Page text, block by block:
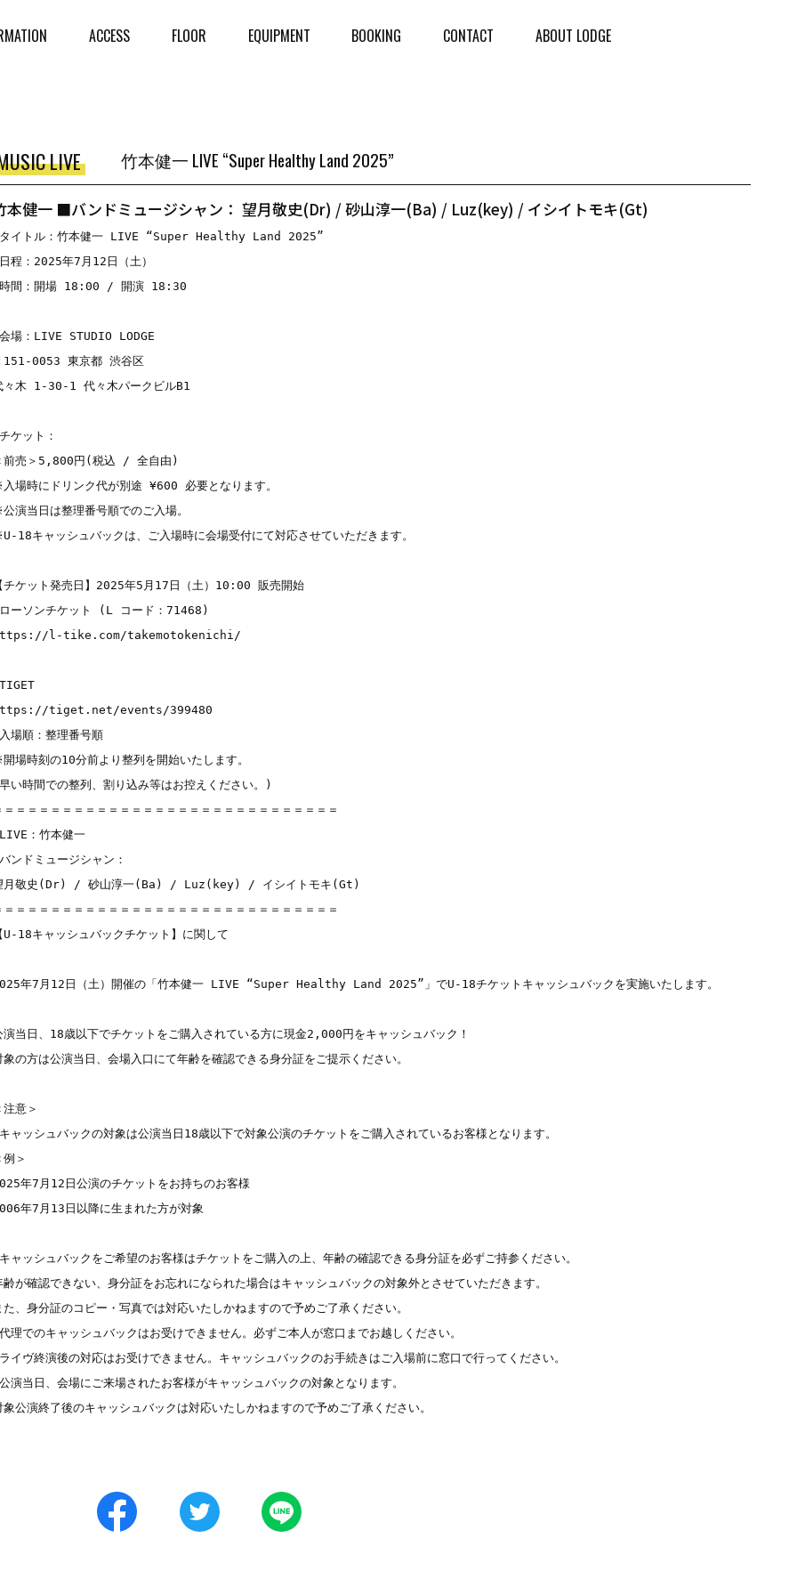
ACCESS FLOOR EQUIPMENT BOOKING CONTACT ABOUT LODGE
LIVE 竹本健一 LIVE “Super Healthy Land 2025”
本健一 ■バンドミュージシャン： 望月敬史(Dr) / 砂山淳一(Ba) / Luz(key) / イシイトモキ(Gt)
イトル：竹本健一 LIVE “Super Healthy Land 2025”
程：2025年7月12日（土）
間：開場 18:00 / 開演 18:30
場：LIVE STUDIO LODGE
151-0053 東京都 渋谷区
々木 1-30-1 代々木パークビルB1
ケット：
前売＞5,800円(税込 / 全自由)
場時にドリンク代が別途 ¥600 必要となります。
演当日は整理番号順でのご入場。
18キャッシュバックは、ご入場時に会場受付にて対応させていただきます。
チケット発売日】2025年5月17日（土）10:00 販売開始
l-tike.com/takemotokenichi/
tiget.net/events/399480
場順：整理番号順
場時刻の10分前より整列を開始いたします。
い時間での整列、割り込み等はお控えください。)
＝＝＝＝＝＝＝＝＝＝＝＝＝＝＝＝＝＝＝＝＝＝＝＝＝＝＝＝＝
：竹本健一
ンドミュージシャン：
月敬史(Dr) / 砂山淳一(Ba) / Luz(key) / イシイトモキ(Gt)
＝＝＝＝＝＝＝＝＝＝＝＝＝＝＝＝＝＝＝＝＝＝＝＝＝＝＝＝＝
U-18キャッシュバックチケット】に関して
年7月12日（土）開催の「竹本健一 LIVE “Super Healthy Land 2025”」でU-18チケットキャッシュバックを実施いたします。
演当日、18歳以下でチケットをご購入されている方に現金2,000円をキャッシュバック！
象の方は公演当日、会場入口にて年齢を確認できる身分証をご提示ください。
注意＞
ャッシュバックの対象は公演当日18歳以下で対象公演のチケットをご購入されているお客様となります。
例＞
年7月12日公演のチケットをお持ちのお客様
年7月13日以降に生まれた方が対象
ャッシュバックをご希望のお客様はチケットをご購入の上、年齢の確認できる身分証を必ずご持参ください。
齢が確認できない、身分証をお忘れになられた場合はキャッシュバックの対象外とさせていただきます。
た、身分証のコピー・写真では対応いたしかねますので予めご了承ください。
理でのキャッシュバックはお受けできません。必ずご本人が窓口までお越しください。
イヴ終演後の対応はお受けできません。キャッシュバックのお手続きはご入場前に窓口で行ってください。
演当日、会場にご来場されたお客様がキャッシュバックの対象となります。
象公演終了後のキャッシュバックは対応いたしかねますので予めご了承ください。